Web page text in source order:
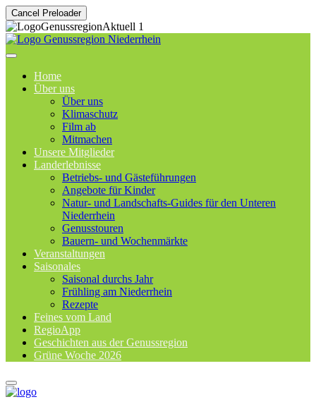
Cancel Preloader
Home
Über uns
Über uns
Klimaschutz
Film ab
Mitmachen
Unsere Mitglieder
Landerlebnisse
Betriebs- und Gästeführungen
Angebote für Kinder
Natur- und Landschafts-Guides für den Unteren
Niederrhein
Genusstouren
Bauern- und Wochenmärkte
Veranstaltungen
Saisonales
Saisonal durchs Jahr
Frühling am Niederrhein
Rezepte
Feines vom Land
RegioApp
Geschichten aus der Genussregion
Grüne Woche 2026